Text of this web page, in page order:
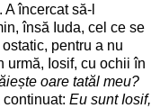
încercat să-l
însă Iuda, cel ce se
pentru a nu
urmă, Iosif, cu ochii în
oare tatăl meu?
Eu sunt Iosif,